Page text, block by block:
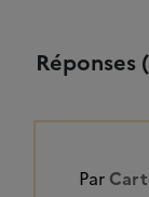
Réponses
Par